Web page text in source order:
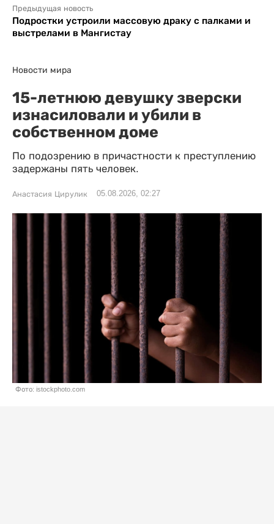
Предыдущая новость
Подростки устроили массовую драку с палками и
выстрелами в Мангистау
Новости мира
15-летнюю девушку зверски
изнасиловали и убили в
собственном доме
По подозрению в причастности к преступлению
задержаны пять человек.
Анастасия Цирулик 05.08.2026, 02:27
Фото: istockphoto.com